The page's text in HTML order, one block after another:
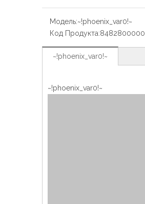
Модель:~!phoenix_var0!~
Код Продукта:8482800000
~!phoenix_var0!~
~!phoenix_var0!~